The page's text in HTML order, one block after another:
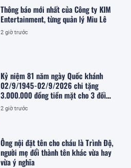
Thông báo mới nhất của Công ty KIM
Entertainment, từng quản lý Miu Lê
2 giờ trước
Kỷ niệm 81 năm ngày Quốc khánh
02/9/1945-02/9/2026 chi tặng
3.000.000 đồng tiền mặt cho 3 đối
tượng nào theo Kế hoạch 283/KH-
UBND?
2 giờ trước
Ông nội đặt tên cho cháu là Trình Độ,
người mẹ đổi thành tên khác vừa hay
vừa ý nghĩa